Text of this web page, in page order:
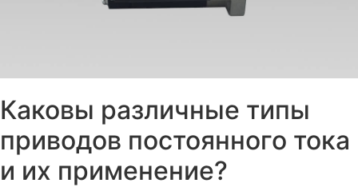
Каковы различные типы
приводов постоянного тока
и их применение?